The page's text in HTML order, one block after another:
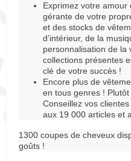
Exprimez votre
gérante de votre
et des stocks de
d’intérieur, de la
personnalisation de la
collections présentes
clé de votre succès !
Encore plus de
en tous genres !
Conseillez vos
aux 19 000 articles et
1300 coupes de cheveux
goûts !